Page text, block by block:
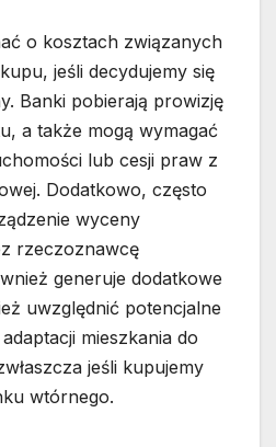
o kosztach związanych
jeśli decydujemy się
Banki pobierają prowizję
a także mogą wymagać
lub cesji praw z
Dodatkowo, często
wyceny
rzeczoznawcę
generuje dodatkowe
uwzględnić potencjalne
mieszkania do
jeśli kupujemy
wtórnego.